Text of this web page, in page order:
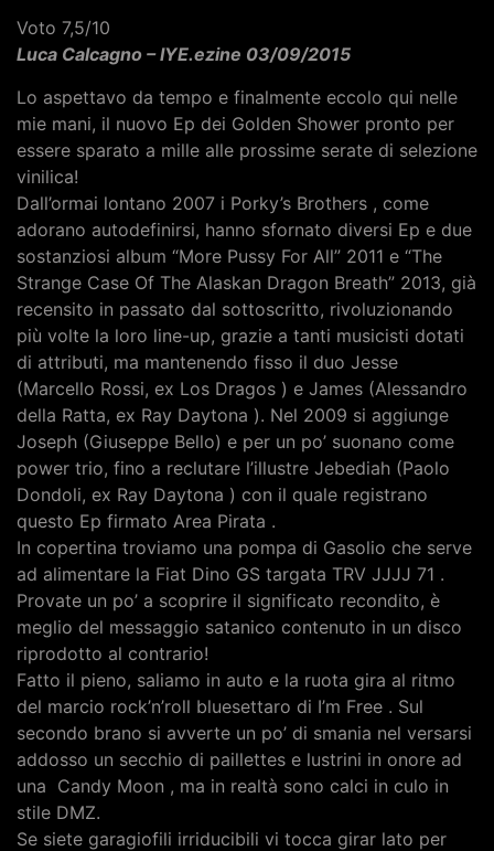
Voto 7,5/10
Luca Calcagno – IYE.ezine 03/09/2015
Lo aspettavo da tempo e finalmente eccolo qui nelle
mie mani, il nuovo Ep dei Golden Shower pronto per
essere sparato a mille alle prossime serate di selezione
vinilica!
Dall’ormai lontano 2007 i Porky’s Brothers , come
adorano autodefinirsi, hanno sfornato diversi Ep e due
sostanziosi album “More Pussy For All” 2011 e “The
Strange Case Of The Alaskan Dragon Breath” 2013, già
recensito in passato dal sottoscritto, rivoluzionando
più volte la loro line-up, grazie a tanti musicisti dotati
di attributi, ma mantenendo fisso il duo Jesse
(Marcello Rossi, ex Los Dragos ) e James (Alessandro
della Ratta, ex Ray Daytona ). Nel 2009 si aggiunge
Joseph (Giuseppe Bello) e per un po’ suonano come
power trio, fino a reclutare l’illustre Jebediah (Paolo
Dondoli, ex Ray Daytona ) con il quale registrano
questo Ep firmato Area Pirata .
In copertina troviamo una pompa di Gasolio che serve
ad alimentare la Fiat Dino GS targata TRV JJJJ 71 .
Provate un po’ a scoprire il significato recondito, è
meglio del messaggio satanico contenuto in un disco
riprodotto al contrario!
Fatto il pieno, saliamo in auto e la ruota gira al ritmo
del marcio rock’n’roll bluesettaro di I’m Free . Sul
secondo brano si avverte un po’ di smania nel versarsi
addosso un secchio di paillettes e lustrini in onore ad
una Candy Moon , ma in realtà sono calci in culo in
stile DMZ.
Se siete garagiofili irriducibili vi tocca girar lato per